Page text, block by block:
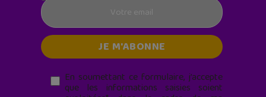
En soumettant ce formulaire, j’accepte
que les informations saisies soient